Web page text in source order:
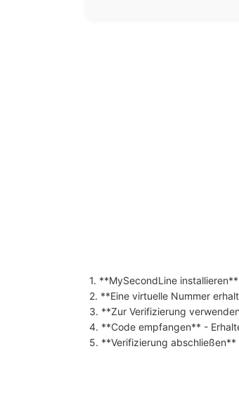
1. **MySecondLine
2. **Eine virtuelle Nummer
3. **Zur Verifizierung
4. **Code empfangen** -
5. **Verifizierung abschließen**